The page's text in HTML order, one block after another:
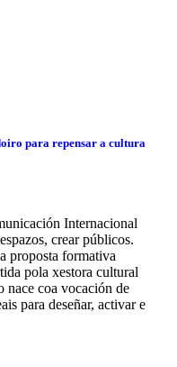
para repensar a cultura
Internacional
crear públicos.
proposta formativa
pola xestora cultural
nace coa vocación de
para deseñar, activar e